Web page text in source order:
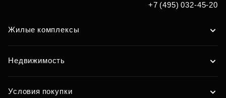
+7 (495) 032-45-20
Жилые комплексы
Недвижимость
Условия покупки